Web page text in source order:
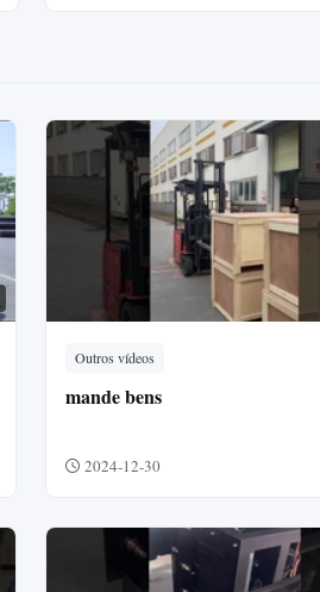
Outros vídeos
mande bens
2024-12-30